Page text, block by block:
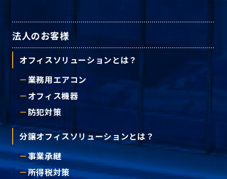
法人のお客様
オフィスソリューションとは？
業務用エアコン
オフィス機器
防犯対策
分譲オフィスソリューションとは？
事業承継
所得税対策